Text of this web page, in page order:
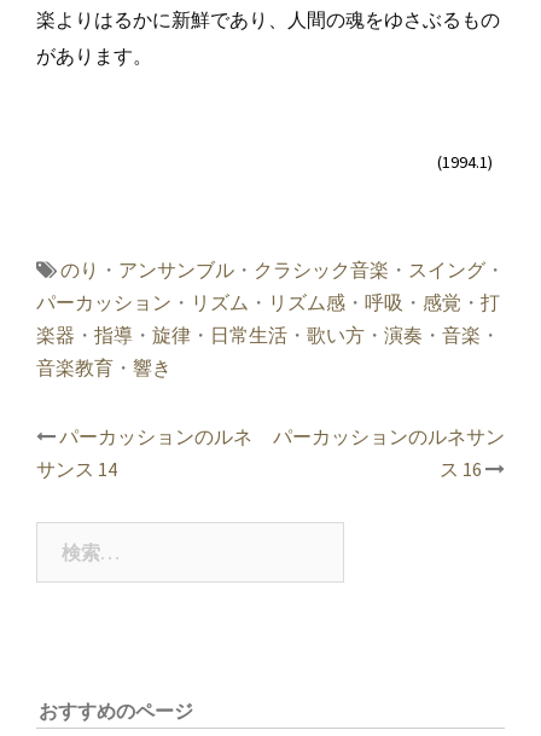
楽よりはるかに新鮮であり、人間の魂をゆさぶるもの
があります。
(1994.1)
のり ・ アンサンブル ・ クラシック音楽 ・ スイング ・
パーカッション ・ リズム ・ リズム感 ・ 呼吸 ・ 感覚 ・ 打
楽器 ・ 指導 ・ 旋律 ・ 日常生活 ・ 歌い方 ・ 演奏 ・ 音楽 ・
音楽教育 ・ 響き
投
稿
ナ
シ
パーカッションのルネ
サンス 14
パーカッションのルネサン
ス 16
おすすめのページ